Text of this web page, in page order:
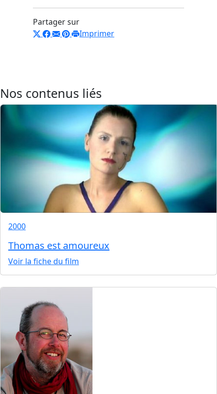
Partager sur
Imprimer
Nos contenus liés
2000
Thomas est amoureux
Voir la fiche du film